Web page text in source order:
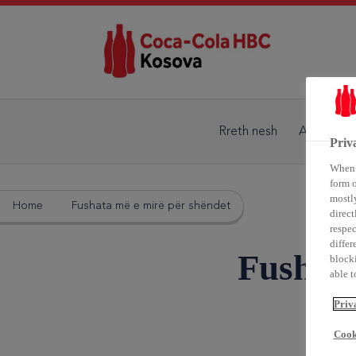
Rreth nesh
Home Fushata më e mirë për shëndet
form
able